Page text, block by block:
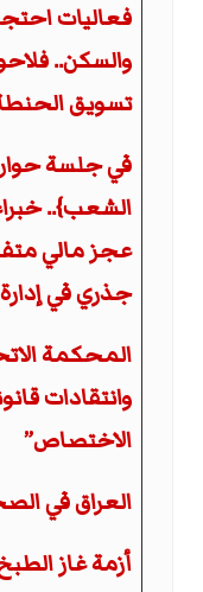
فعاليات
والسكن..
تسويق
في جلسة
الشعب}..
عجز مالي
جذري في
المحكمة
وانتقادات
الاختصاص”
العراق في
أزمة غاز